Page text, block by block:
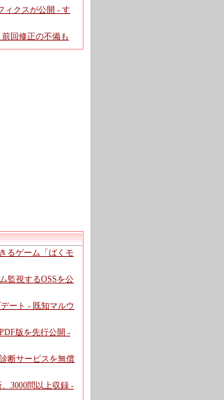
ィクスが公開 - す
前回修正の不備も
るゲーム「ばくモ
監視するOSSを公
デート - 既知マルウ
版を先行公開 -
断サービスを無償
、3000問以上収録 -